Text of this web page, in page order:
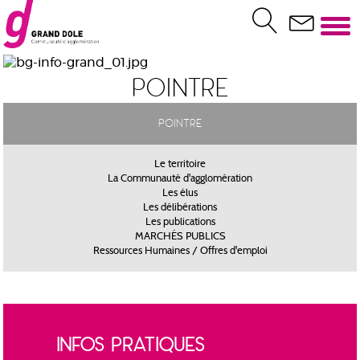
Pointre
Pointre
Le territoire
La Communauté d'agglomération
Les élus
Les délibérations
Les publications
MARCHÉS PUBLICS
Ressources Humaines / Offres d'emploi
INFOS PRATIQUES